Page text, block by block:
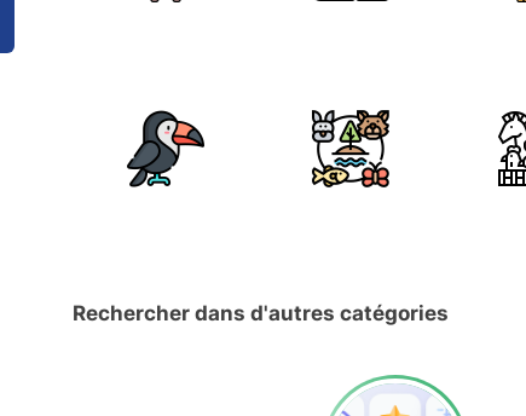
Rechercher dans d'autres catégories